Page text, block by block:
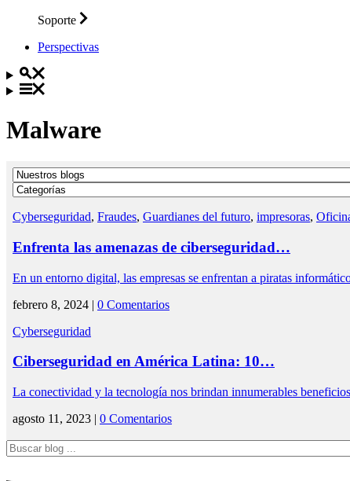
Soporte
Perspectivas
Malware
Cyberseguridad, Fraudes, Guardianes del futuro, impresoras,
Enfrenta las amenazas de ciberseguridad…
En un entorno digital, las empresas se enfrentan a piratas
febrero 8, 2024 | 0 Comentarios
Cyberseguridad
Ciberseguridad en América Latina: 10…
La conectividad y la tecnología nos brindan innumerables
agosto 11, 2023 | 0 Comentarios